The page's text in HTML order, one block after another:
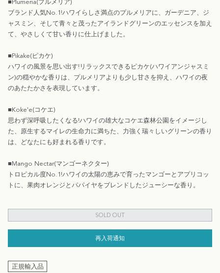
■Plumeria(プルメリア)
ブランド人気No.1!ハワイらしさ満点のプルメリアに、ガーデニア、ジ
ャスミン、そして青々と茂ったアイランドグリーンのエッセンスを加え
て、やさしくて甘い香りに仕上げました。
■Pikake(ピカケ)
ハワイの風景を思い出す!リラックスできるピカケ(ハワイアンジャスミ
ン)の穏やかな香りは、プルメリアよりも少し甘さを抑え、ハワイの夜
のあたたかさを表現しています。
■Koke'e(コケエ)
思わず深呼吸したくなる!ハワイの雄大なコケエ森林公園をイメージし
た、原生するマイレの生命力に満ちた、力強く瑞々しいグリーンの香り
は、どなたにも好まれる香りです。
■Mango Nectar(マンゴーネクター)
トロピカル度No.1!ハワイの太陽の恵みで育ったマンゴーとアプリコッ
トに、果肉オレンジとパパイヤをブレンドしたジューシーな香り。
SOLD OUT
再入荷通知
正規輸入品